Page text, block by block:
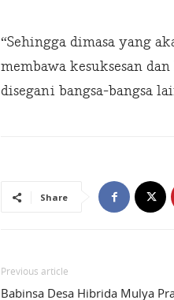
“Sehingga dimasa yang
membawa kesuksesan
disegani bangsa-bangsa
Share
Previous article
Babinsa Desa Hibrida Mulya